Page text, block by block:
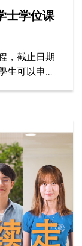
士学位课
，截止日期
生可以申請